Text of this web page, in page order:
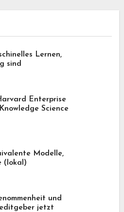
Lernen,
sind
Enterprise
Science
Modelle,
(lokal)
und
jetzt